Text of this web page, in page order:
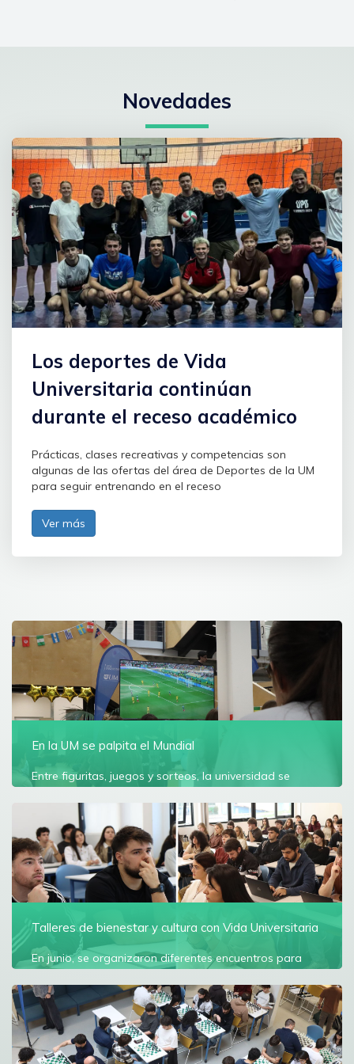
Novedades
Los deportes de Vida
Universitaria continúan
durante el receso académico
Prácticas, clases recreativas y competencias son
algunas de las ofertas del área de Deportes de la UM
para seguir entrenando en el receso
Ver más
En la UM se palpita el Mundial
Entre figuritas, juegos y sorteos, la universidad se
convirtió en sede para que los alumnos sintonicen la
inauguración del Mundial 2026
Ver más
Talleres de bienestar y cultura con Vida Universitaria
En junio, se organizaron diferentes encuentros para
alumnos en temáticas de bienestar y política actual
Ver más